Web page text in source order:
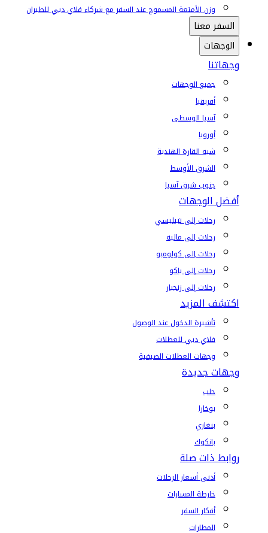
وزن الأمتعة المسموح عند السفر مع شركاء فلاي دبي للطيران
السفر معنا
الوجهات
وجهاتنا
جميع الوجهات
أفريقيا
آسيا الوسطى
أوروبا
شبه القارة الهندية
الشرق الأوسط
جنوب شرق آسيا
أفضل الوجهات
رحلات إلى تبيليسي
رحلات إلى ماليه
رحلات إلى كولومبو
رحلات إلى باكو
رحلات إلى زنجبار
اكتشف المزيد
تأشيرة الدخول عند الوصول
فلاي دبي للعطلات
وجهات العطلات الصيفية
وجهات جديدة
حلب
بوخارا
بنغازي
بانكوك
روابط ذات صلة
أدنى أسعار الرحلات
خارطة المسارات
أفكار السفر
المطارات